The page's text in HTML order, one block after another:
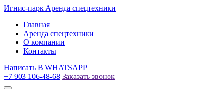
Игнис-парк Аренда спецтехники
Главная
Аренда спецтехники
О компании
Контакты
Написать В WHATSAPP
+7 903 106-48-68 Заказать звонок